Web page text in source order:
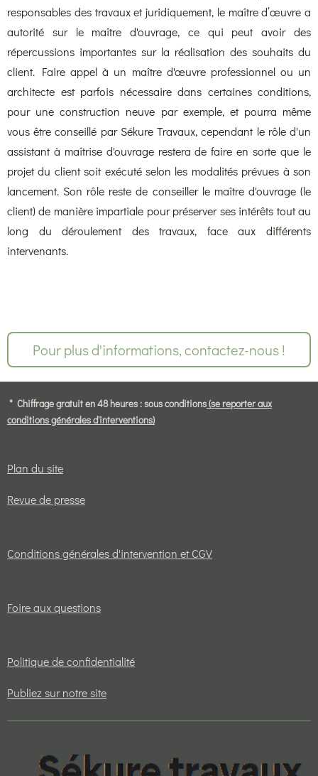
responsables des travaux et juridiquement, le maître d’œuvre a
autorité sur le maître d'ouvrage, ce qui peut avoir des
répercussions importantes sur la réalisation des souhaits du
client. Faire appel à un maître d'œuvre professionnel ou un
architecte est parfois nécessaire dans certaines conditions,
pour une construction neuve par exemple, et pourra même
vous être conseillé par Sékure Travaux, cependant le rôle d'un
assistant à maîtrise d'ouvrage restera de faire en sorte que le
projet du client soit exécuté selon les modalités prévues à son
lancement. Son rôle reste de conseiller le maître d'ouvrage (le
client) de manière impartiale pour préserver ses intérêts tout au
long du déroulement des travaux, face aux différents
intervenants.
Pour plus d'informations, contactez-nous !
* Chiffrage gratuit en 48 heures : sous conditions(se reporter aux
conditions générales d'interventions)
Plan du site
Revue de presse
Conditions générales d'intervention et CGV
Foire aux questions
Politique de confidentialité
Publiez sur notre site